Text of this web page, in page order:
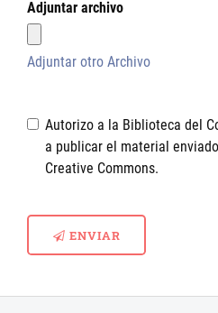
Adjuntar archivo
Adjuntar otro Archivo
Autorizo a la Biblioteca del
a publicar el material
Creative Commons.
ENVIAR